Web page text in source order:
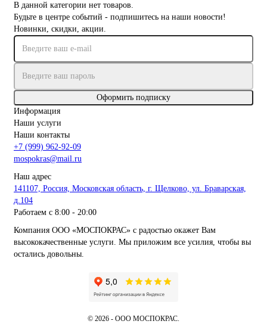
В данной категории нет товаров.
Будьте в центре событий - подпишитесь на наши новости!
Новинки, скидки, акции.
Оформить подписку
Информация
Наши услуги
Наши контакты
+7 (999) 962-92-09
mospokras@mail.ru
Наш адрес
141107, Россия, Московская область, г. Щелково, ул. Браварская,
д.104
Работаем с 8:00 - 20:00
Компания ООО «МОСПОКРАС» с радостью окажет Вам
высококачественные услуги. Мы приложим все усилия, чтобы вы
остались довольны.
© 2026 - ООО МОСПОКРАС.